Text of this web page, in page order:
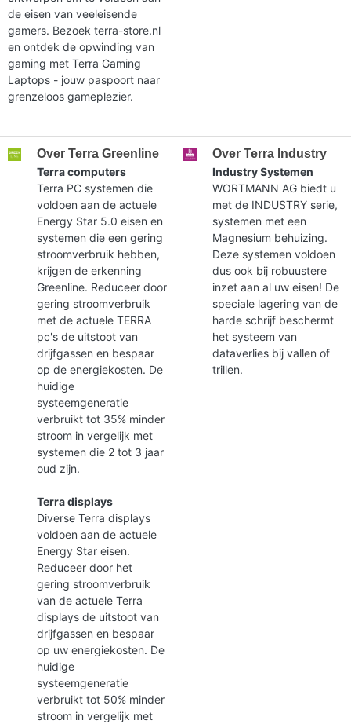
de eisen van veeleisende
gamers. Bezoek terra-store.nl
en ontdek de opwinding van
gaming met Terra Gaming
Laptops - jouw paspoort naar
grenzeloos gameplezier.
Over Terra Greenline
Terra computers
Terra PC systemen die
voldoen aan de actuele
Energy Star 5.0 eisen en
systemen die een gering
stroomverbruik hebben,
krijgen de erkenning
Greenline. Reduceer door
gering stroomverbruik
met de actuele TERRA
pc's de uitstoot van
drijfgassen en bespaar
op de energiekosten. De
huidige
systeemgeneratie
verbruikt tot 35% minder
stroom in vergelijk met
systemen die 2 tot 3 jaar
oud zijn.
Terra displays
Diverse Terra displays
voldoen aan de actuele
Energy Star eisen.
Reduceer door het
gering stroomverbruik
van de actuele Terra
displays de uitstoot van
drijfgassen en bespaar
op uw energiekosten. De
huidige
systeemgeneratie
verbruikt tot 50% minder
stroom in vergelijk met
Over Terra Industry
Industry Systemen
WORTMANN AG biedt u
met de INDUSTRY serie,
systemen met een
Magnesium behuizing.
Deze systemen voldoen
dus ook bij robuustere
inzet aan al uw eisen! De
speciale lagering van de
harde schrijf beschermt
het systeem van
dataverlies bij vallen of
trillen.